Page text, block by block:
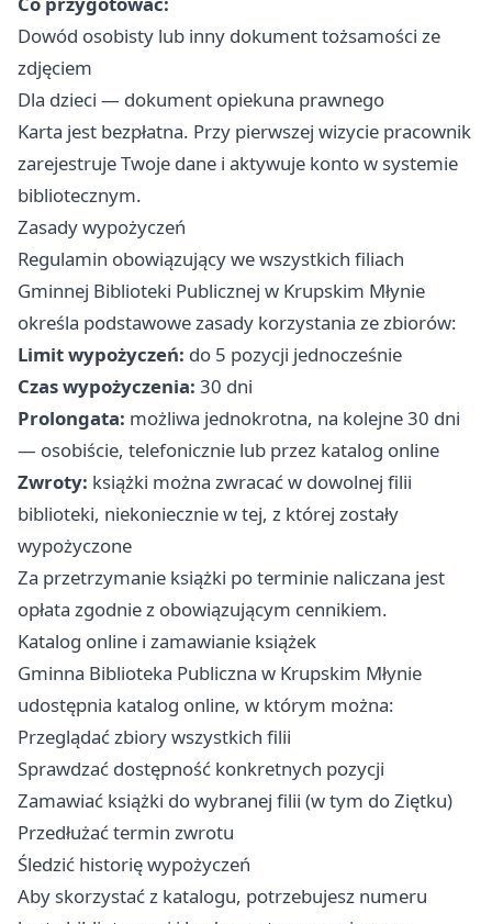
Dowód osobisty lub inny dokument tożsamości ze
zdjęciem
Dla dzieci — dokument opiekuna prawnego
Karta jest bezpłatna. Przy pierwszej wizycie pracownik
zarejestruje Twoje dane i aktywuje konto w systemie
bibliotecznym.
Zasady wypożyczeń
Regulamin obowiązujący we wszystkich filiach
Gminnej Biblioteki Publicznej w Krupskim Młynie
określa podstawowe zasady korzystania ze zbiorów:
Limit wypożyczeń: do 5 pozycji jednocześnie
Czas wypożyczenia: 30 dni
Prolongata: możliwa jednokrotna, na kolejne 30 dni
— osobiście, telefonicznie lub przez katalog online
Zwroty: książki można zwracać w dowolnej filii
biblioteki, niekoniecznie w tej, z której zostały
wypożyczone
Za przetrzymanie książki po terminie naliczana jest
opłata zgodnie z obowiązującym cennikiem.
Katalog online i zamawianie książek
Gminna Biblioteka Publiczna w Krupskim Młynie
udostępnia katalog online, w którym można:
Przeglądać zbiory wszystkich filii
Sprawdzać dostępność konkretnych pozycji
Zamawiać książki do wybranej filii (w tym do Ziętku)
Przedłużać termin zwrotu
Śledzić historię wypożyczeń
Aby skorzystać z katalogu, potrzebujesz numeru